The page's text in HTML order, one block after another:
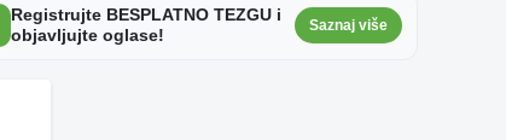
Registrujte BESPLATNO TEZGU i
objavljujte oglase!
Saznaj više